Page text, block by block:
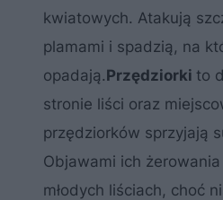
kwiatowych. Atakują
plamami i spadzią, na
opadają.Przędziorki to
stronie liści oraz
przędziorków sprzyjają
Objawami ich
młodych liściach, choć